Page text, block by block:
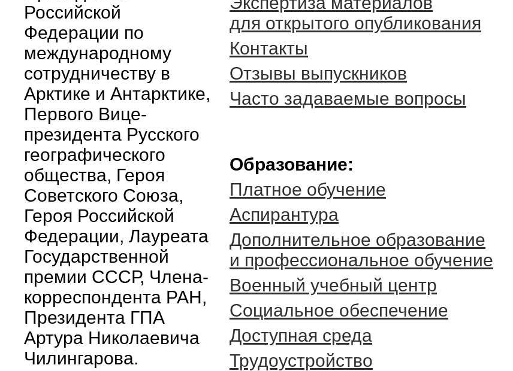
Российской
Федерации по
международному
сотрудничеству в
Арктике и Антарктике,
Первого Вице-
президента Русского
географического
общества, Героя
Советского Союза,
Героя Российской
Федерации, Лауреата
Государственной
премии СССР, Члена-
корреспондента РАН,
Президента ГПА
Артура Николаевича
Чилингарова.
для открытого опубликования
Контакты
Отзывы выпускников
Часто задаваемые вопросы
Образование:
Платное обучение
Аспирантура
Дополнительное образование
и профессиональное обучение
Военный учебный центр
Социальное обеспечение
Доступная среда
Трудоустройство